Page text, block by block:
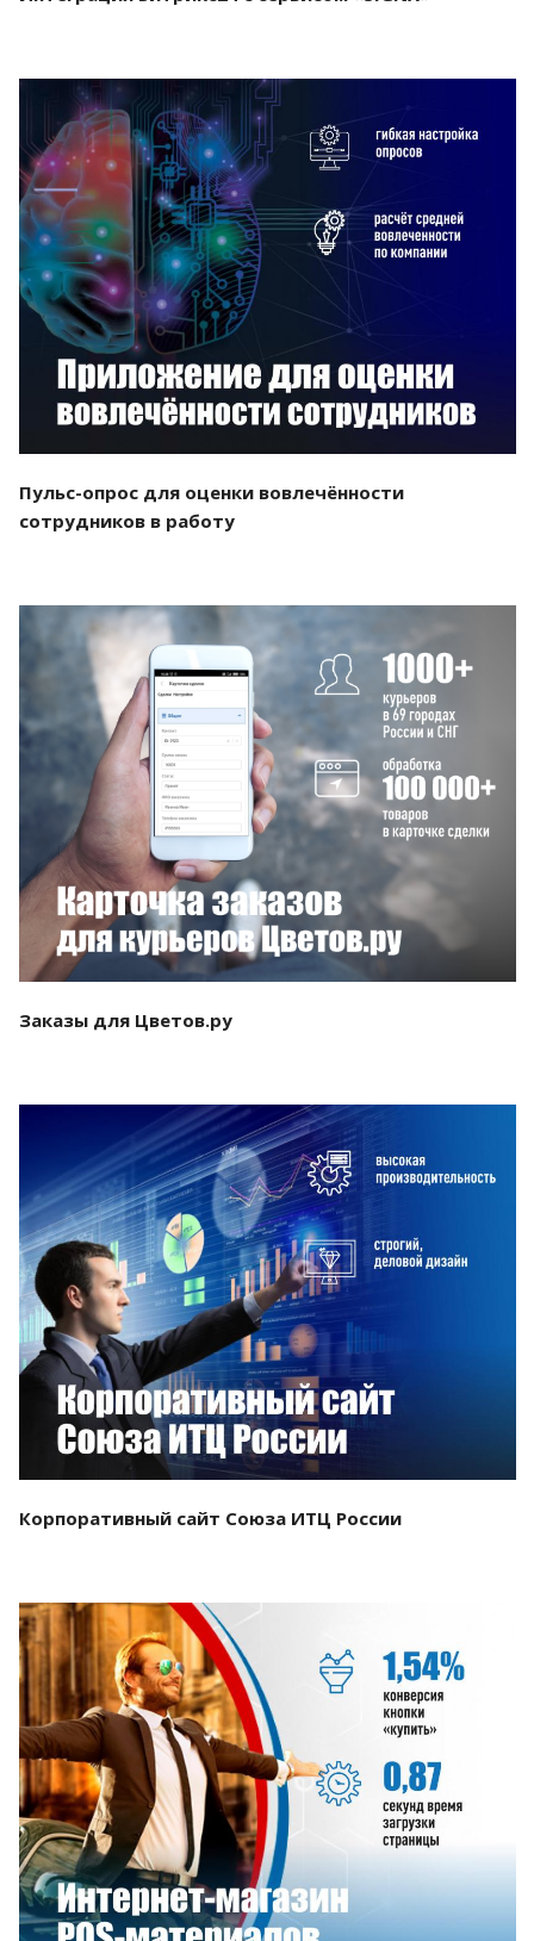
Смотреть проект
Пульс-опрос для оценки вовлечённости
сотрудников в работу
Смотреть проект
Заказы для Цветов.ру
Смотреть проект
Корпоративный сайт Союза ИТЦ России
Смотреть проект